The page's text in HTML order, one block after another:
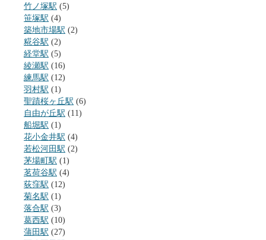
竹ノ塚駅 (5)
笹塚駅 (4)
築地市場駅 (2)
糀谷駅 (2)
経堂駅 (5)
綾瀬駅 (16)
練馬駅 (12)
羽村駅 (1)
聖蹟桜ヶ丘駅 (6)
自由が丘駅 (11)
船堀駅 (1)
花小金井駅 (4)
若松河田駅 (2)
茅場町駅 (1)
茗荷谷駅 (4)
荻窪駅 (12)
菊名駅 (1)
落合駅 (3)
葛西駅 (10)
蒲田駅 (27)